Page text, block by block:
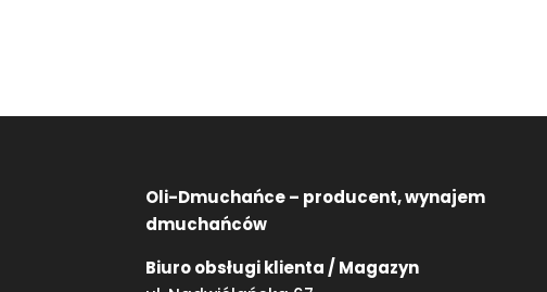
Oli-Dmuchańce – producent, wynajem
dmuchańców
Biuro obsługi klienta / Magazyn